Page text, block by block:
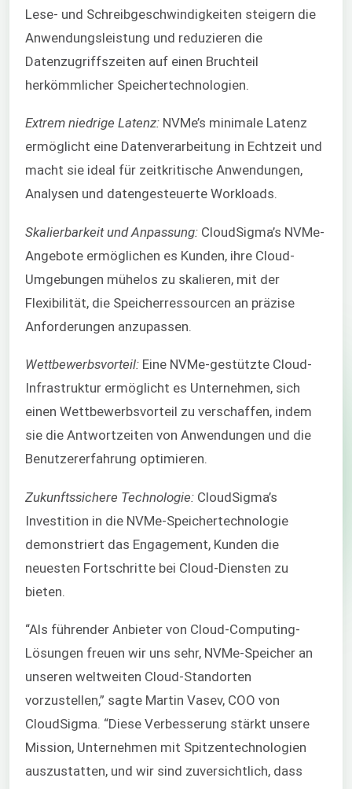
Lese- und Schreibgeschwindigkeiten steigern die
Anwendungsleistung und reduzieren die
Datenzugriffszeiten auf einen Bruchteil
herkömmlicher Speichertechnologien.
Extrem niedrige Latenz: NVMe’s minimale Latenz
ermöglicht eine Datenverarbeitung in Echtzeit und
macht sie ideal für zeitkritische Anwendungen,
Analysen und datengesteuerte Workloads.
Skalierbarkeit und Anpassung: CloudSigma’s NVMe-
Angebote ermöglichen es Kunden, ihre Cloud-
Umgebungen mühelos zu skalieren, mit der
Flexibilität, die Speicherressourcen an präzise
Anforderungen anzupassen.
Wettbewerbsvorteil: Eine NVMe-gestützte Cloud-
Infrastruktur ermöglicht es Unternehmen, sich
einen Wettbewerbsvorteil zu verschaffen, indem
sie die Antwortzeiten von Anwendungen und die
Benutzererfahrung optimieren.
Zukunftssichere Technologie: CloudSigma’s
Investition in die NVMe-Speichertechnologie
demonstriert das Engagement, Kunden die
neuesten Fortschritte bei Cloud-Diensten zu
bieten.
“Als führender Anbieter von Cloud-Computing-
Lösungen freuen wir uns sehr, NVMe-Speicher an
unseren weltweiten Cloud-Standorten
vorzustellen,” sagte Martin Vasev, COO von
CloudSigma. “Diese Verbesserung stärkt unsere
Mission, Unternehmen mit Spitzentechnologien
auszustatten, und wir sind zuversichtlich, dass